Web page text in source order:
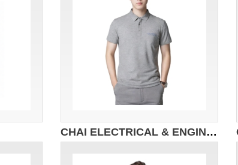
CHAI ELECTRICAL & ENGINEERING